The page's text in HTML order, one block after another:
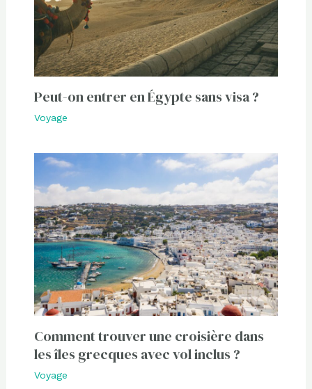
Peut-on entrer en Égypte sans visa ?
Voyage
Comment trouver une croisière dans
les îles grecques avec vol inclus ?
Voyage